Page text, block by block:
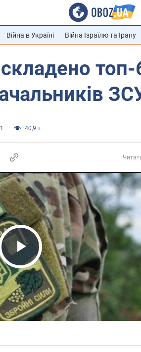
Війна в Україні Війна Ізраїлю та Ірану
складено топ-
40,9 т.
Play Video